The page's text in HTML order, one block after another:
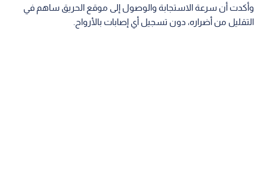
وأكدت أن سرعة الاستجابة والوصول إلى موقع الحريق ساهم في
التقليل من أضراره، دون تسجيل أي إصابات بالأرواح.